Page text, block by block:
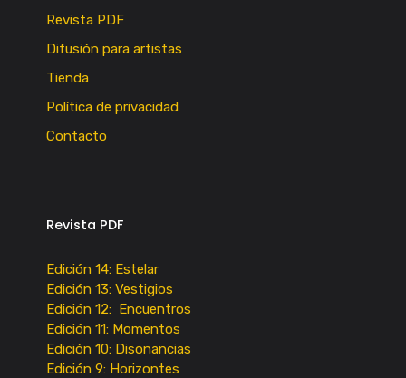
Revista PDF
Difusión para artistas
Tienda
Política de privacidad
Contacto
Revista PDF
Edición 14: Estelar
Edición 13: Vestigios
Edición 12: Encuentros
Edición 11: Momentos
Edición 10: Disonancias
Edición 9: Horizontes